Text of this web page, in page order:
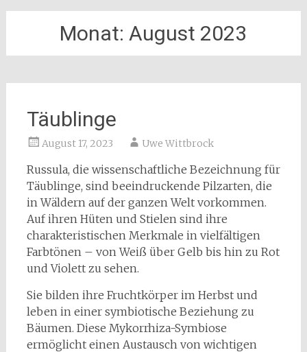
Monat:August 2023
Täublinge
August 17, 2023 Uwe Wittbrock
Russula, die wissenschaftliche Bezeichnung für
Täublinge, sind beeindruckende Pilzarten, die
in Wäldern auf der ganzen Welt vorkommen.
Auf ihren Hüten und Stielen sind ihre
charakteristischen Merkmale in vielfältigen
Farbtönen – von Weiß über Gelb bis hin zu Rot
und Violett zu sehen.
Sie bilden ihre Fruchtkörper im Herbst und
leben in einer symbiotische Beziehung zu
Bäumen. Diese Mykorrhiza-Symbiose
ermöglicht einen Austausch von wichtigen